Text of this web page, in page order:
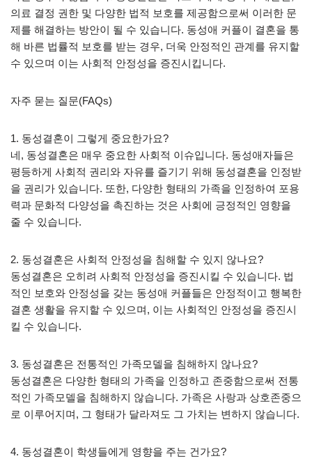
의료 결정 권한 및 다양한 법적 보호를 제공함으로써 이러한 문
제를 해결하는 방안이 될 수 있습니다. 동성애 커플이 결혼을 통
해 바른 법률적 보호를 받는 경우, 더욱 안정적인 관계를 유지할
수 있으며 이는 사회적 안정성을 증진시킵니다.
자주 묻는 질문(FAQs)
1. 동성결혼이 그렇게 중요한가요?
네, 동성결혼은 매우 중요한 사회적 이슈입니다. 동성애자들은
평등하게 사회적 권리와 자유를 즐기기 위해 동성결혼을 인정받
을 권리가 있습니다. 또한, 다양한 형태의 가족을 인정하여 포용
력과 문화적 다양성을 촉진하는 것은 사회에 긍정적인 영향을
줄 수 있습니다.
2. 동성결혼은 사회적 안정성을 침해할 수 있지 않나요?
동성결혼은 오히려 사회적 안정성을 증진시킬 수 있습니다. 법
적인 보호와 안정성을 갖는 동성애 커플들은 안정적이고 행복한
결혼 생활을 유지할 수 있으며, 이는 사회적인 안정성을 증진시
킬 수 있습니다.
3. 동성결혼은 전통적인 가족모델을 침해하지 않나요?
동성결혼은 다양한 형태의 가족을 인정하고 존중함으로써 전통
적인 가족모델을 침해하지 않습니다. 가족은 사랑과 상호존중으
로 이루어지며, 그 형태가 달라져도 그 가치는 변하지 않습니다.
4. 동성결혼이 학생들에게 영향을 주는 건가요?